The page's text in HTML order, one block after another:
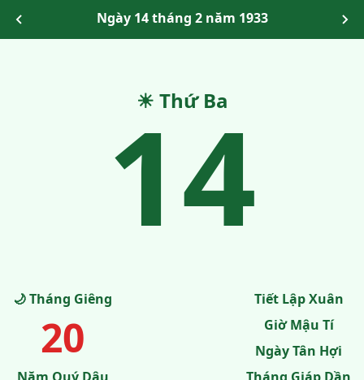
Ngày 14 tháng 2 năm 1933
☀ Thứ Ba
14
🌙 Tháng Giêng
20
Tiết Lập Xuân
Giờ Mậu Tí
Ngày Tân Hợi